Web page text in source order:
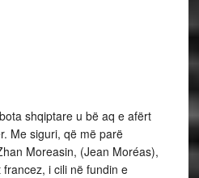
shqiptare u bë aq e afërt
Me siguri, që më parë
Moreasin, (Jean Moréas),
i cili në fundin e